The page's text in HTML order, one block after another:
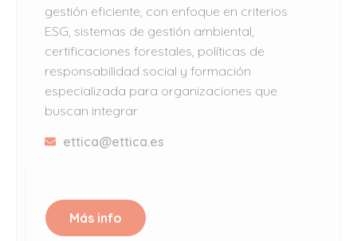
gestión eficiente, con enfoque en criterios
ESG, sistemas de gestión ambiental,
certificaciones forestales, políticas de
responsabilidad social y formación
especializada para organizaciones que
buscan integrar
ettica@ettica.es
Más info